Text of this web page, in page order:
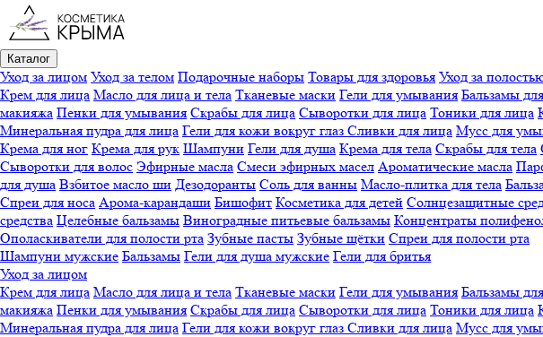
Каталог
Уход за лицом Уход за телом Подарочные наборы Товары для здоровья Уход за
Крем для лица Масло для лица и тела Тканевые маски Гели для умывания Бальзамы
макияжа Пенки для умывания Скрабы для лица Сыворотки для лица Тоники для лица
Минеральная пудра для лица Гели для кожи вокруг глаз Сливки для лица Мусс для
Крема для ног Крема для рук Шампуни Гели для душа Крема для тела Скрабы для тела
Сыворотки для волос Эфирные масла Смеси эфирных масел Ароматические масла
для душа Взбитое масло ши Дезодоранты Соль для ванны Масло-плитка для тела
Спреи для носа Арома-карандаши Бишофит Косметика для детей Солнцезащитные
средства Целебные бальзамы Виноградные питьевые бальзамы Концентраты
Ополаскиватели для полости рта Зубные пасты Зубные щётки Спреи для полости рта
Шампуни мужские Бальзамы Гели для душа мужские Гели для бритья
Уход за лицом
Крем для лица Масло для лица и тела Тканевые маски Гели для умывания Бальзамы
макияжа Пенки для умывания Скрабы для лица Сыворотки для лица Тоники для лица
Минеральная пудра для лица Гели для кожи вокруг глаз Сливки для лица Мусс для